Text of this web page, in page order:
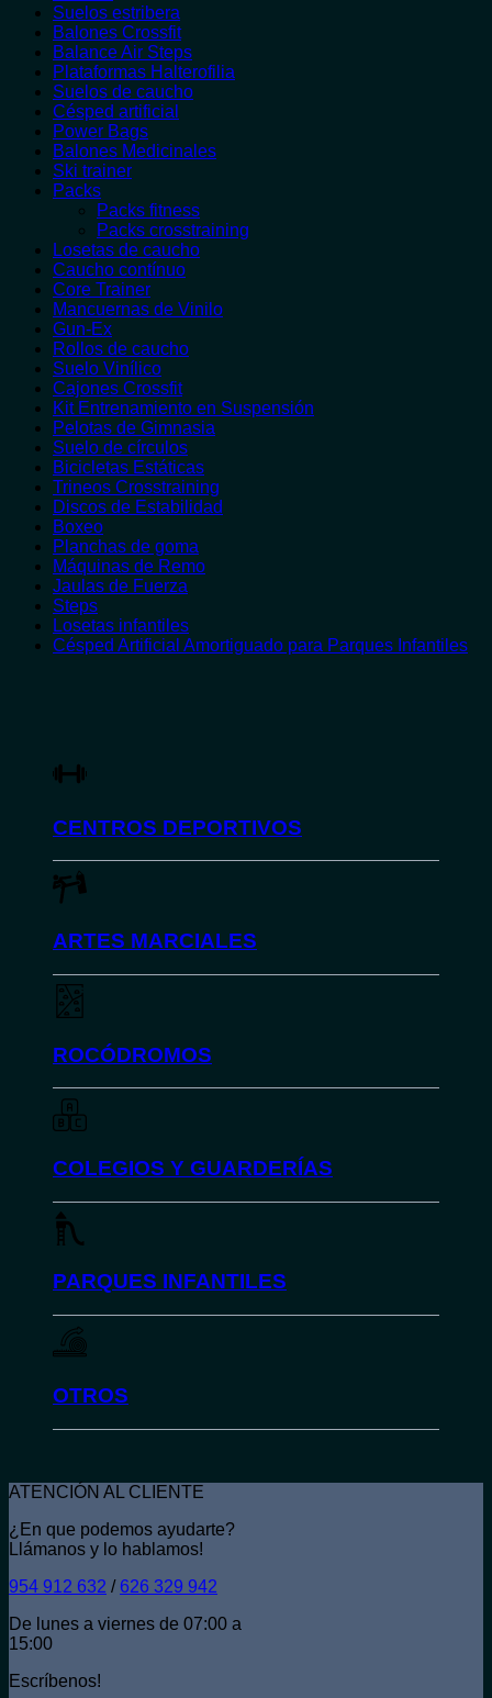
Suelos estribera
Balones Crossfit
Balance Air Steps
Plataformas Halterofilia
Suelos de caucho
Césped artificial
Power Bags
Balones Medicinales
Ski trainer
Packs
Packs fitness
Packs crosstraining
Losetas de caucho
Caucho contínuo
Core Trainer
Mancuernas de Vinilo
Gun-Ex
Rollos de caucho
Suelo Vinílico
Cajones Crossfit
Kit Entrenamiento en Suspensión
Pelotas de Gimnasia
Suelo de círculos
Bicicletas Estáticas
Trineos Crosstraining
Discos de Estabilidad
Boxeo
Planchas de goma
Máquinas de Remo
Jaulas de Fuerza
Steps
Losetas infantiles
Césped Artificial Amortiguado para Parques Infantiles
CENTROS DEPORTIVOS
ARTES MARCIALES
ROCÓDROMOS
COLEGIOS Y GUARDERÍAS
PARQUES INFANTILES
OTROS
ATENCIÓN AL CLIENTE
¿En que podemos ayudarte?
Llámanos y lo hablamos!
954 912 632 / 626 329 942
De lunes a viernes de 07:00 a
15:00
Escríbenos!